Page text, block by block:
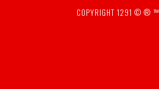
COPYRIGHT 1291 © ® ™